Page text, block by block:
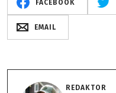
FACEBOOK
EMAIL
REDAKTOR